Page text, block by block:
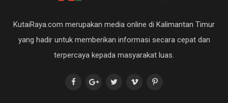
KutaiRaya.com merupakan media online di Kalimantan Timur
yang hadir untuk memberikan informasi secara cepat dan
terpercaya kepada masyarakat luas.